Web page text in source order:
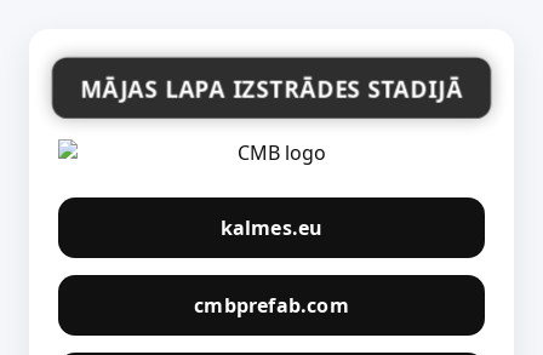
MĀJAS LAPA IZSTRĀDES STADIJĀ
kalmes.eu
cmbprefab.com